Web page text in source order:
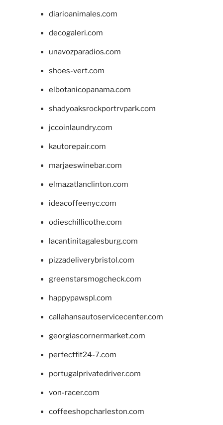
diarioanimales.com
decogaleri.com
unavozparadios.com
shoes-vert.com
elbotanicopanama.com
shadyoaksrockportrvpark.com
jccoinlaundry.com
kautorepair.com
marjaeswinebar.com
elmazatlanclinton.com
ideacoffeenyc.com
odieschillicothe.com
lacantinitagalesburg.com
pizzadeliverybristol.com
greenstarsmogcheck.com
happypawspl.com
callahansautoservicecenter.com
georgiascornermarket.com
perfectfit24-7.com
portugalprivatedriver.com
von-racer.com
coffeeshopcharleston.com